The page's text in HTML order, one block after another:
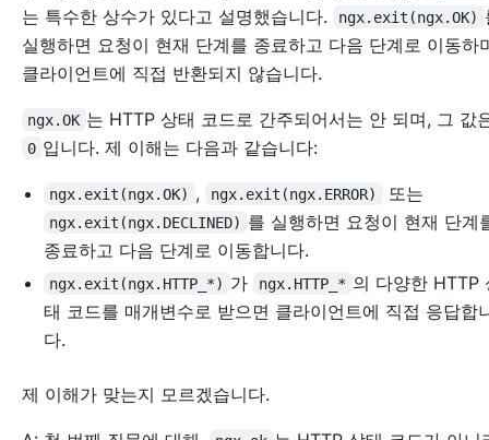
는 특수한 상수가 있다고 설명했습니다.
ngx.exit(ngx.OK)
실행하면 요청이 현재 단계를 종료하고 다음 단계로 이동하
클라이언트에 직접 반환되지 않습니다.
ngx.OK 는 HTTP 상태 코드로 간주되어서는 안 되며, 그 값
0 입니다. 제 이해는 다음과 같습니다:
ngx.exit(ngx.OK) , ngx.exit(ngx.ERROR) 또는
ngx.exit(ngx.DECLINED) 를 실행하면 요청이 현재 단계
종료하고 다음 단계로 이동합니다.
ngx.exit(ngx.HTTP_*) 가 ngx.HTTP_* 의 다양한 HTTP
태 코드를 매개변수로 받으면 클라이언트에 직접 응답합
다.
제 이해가 맞는지 모르겠습니다.